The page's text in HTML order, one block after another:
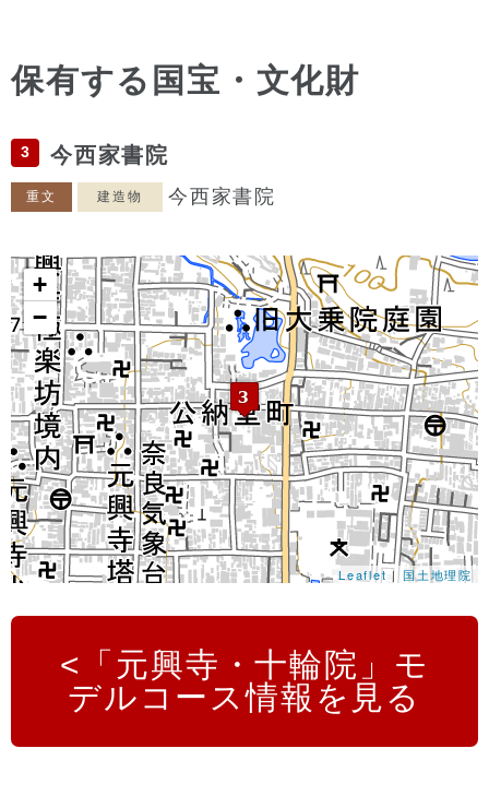
保有する国宝・文化財
3 今西家書院
重文 建造物 今西家書院
+
−
Leaflet| 国土地理院
「元興寺・十輪院」モ
デルコース情報を見る